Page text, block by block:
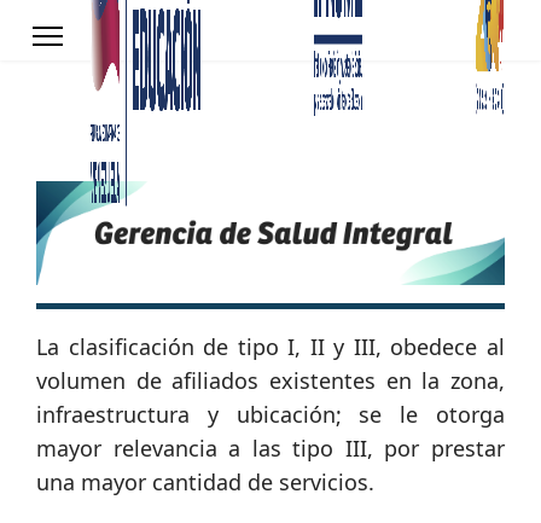
La clasificación de tipo I, II y III, obedece al
volumen de afiliados existentes en la zona,
infraestructura y ubicación; se le otorga
mayor relevancia a las tipo III, por prestar
una mayor cantidad de servicios.